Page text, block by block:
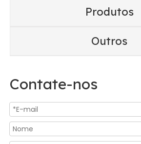
Produtos
Outros
Contate-nos